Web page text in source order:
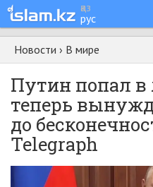
қаз
рус
Новости › В мире
Путин попал
теперь
до
Telegraph